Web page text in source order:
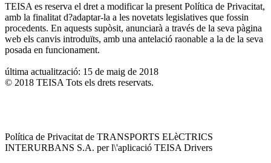
TEISA es reserva el dret a modificar la present Política de Privacitat,
amb la finalitat d?adaptar-la a les novetats legislatives que fossin
procedents. En aquests supòsit, anunciarà a través de la seva pàgina
web els canvis introduïts, amb una antelació raonable a la de la seva
posada en funcionament.
última actualització: 15 de maig de 2018
© 2018 TEISA Tots els drets reservats.
Política de Privacitat de TRANSPORTS ELèCTRICS
INTERURBANS S.A. per l\'aplicació TEISA Drivers